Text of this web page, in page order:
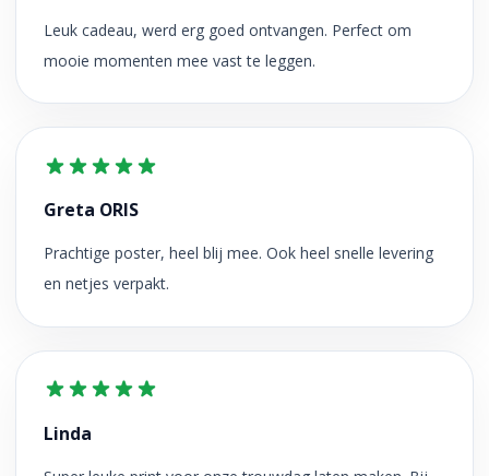
Leuk cadeau, werd erg goed ontvangen. Perfect om
mooie momenten mee vast te leggen.
Greta ORIS
Prachtige poster, heel blij mee. Ook heel snelle levering
en netjes verpakt.
Linda